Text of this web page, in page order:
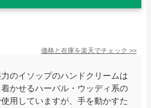
価格と在庫を楽天でチェック >>
のイソップのハンドクリームは
かせるハーバル・ウッディ系の
用していますが、手を動かすた